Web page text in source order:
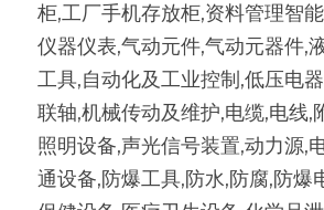
柜,工厂手机存放柜,资料管理智
仪器仪表,气动元件,气动元器件,
工具,自动化及工业控制,低压电
联轴,机械传动及维护,电缆,电线,
照明设备,声光信号装置,动力源,
通设备,防爆工具,防水,防腐,防爆